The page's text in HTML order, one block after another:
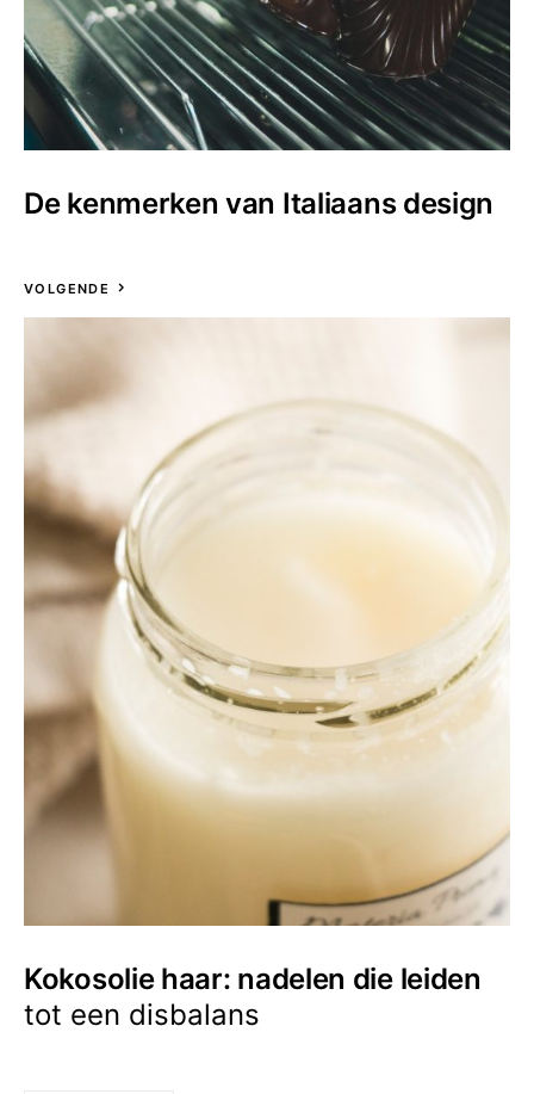
De kenmerken van Italiaans design
VOLGENDE
Kokosolie haar: nadelen die leiden
tot een disbalans